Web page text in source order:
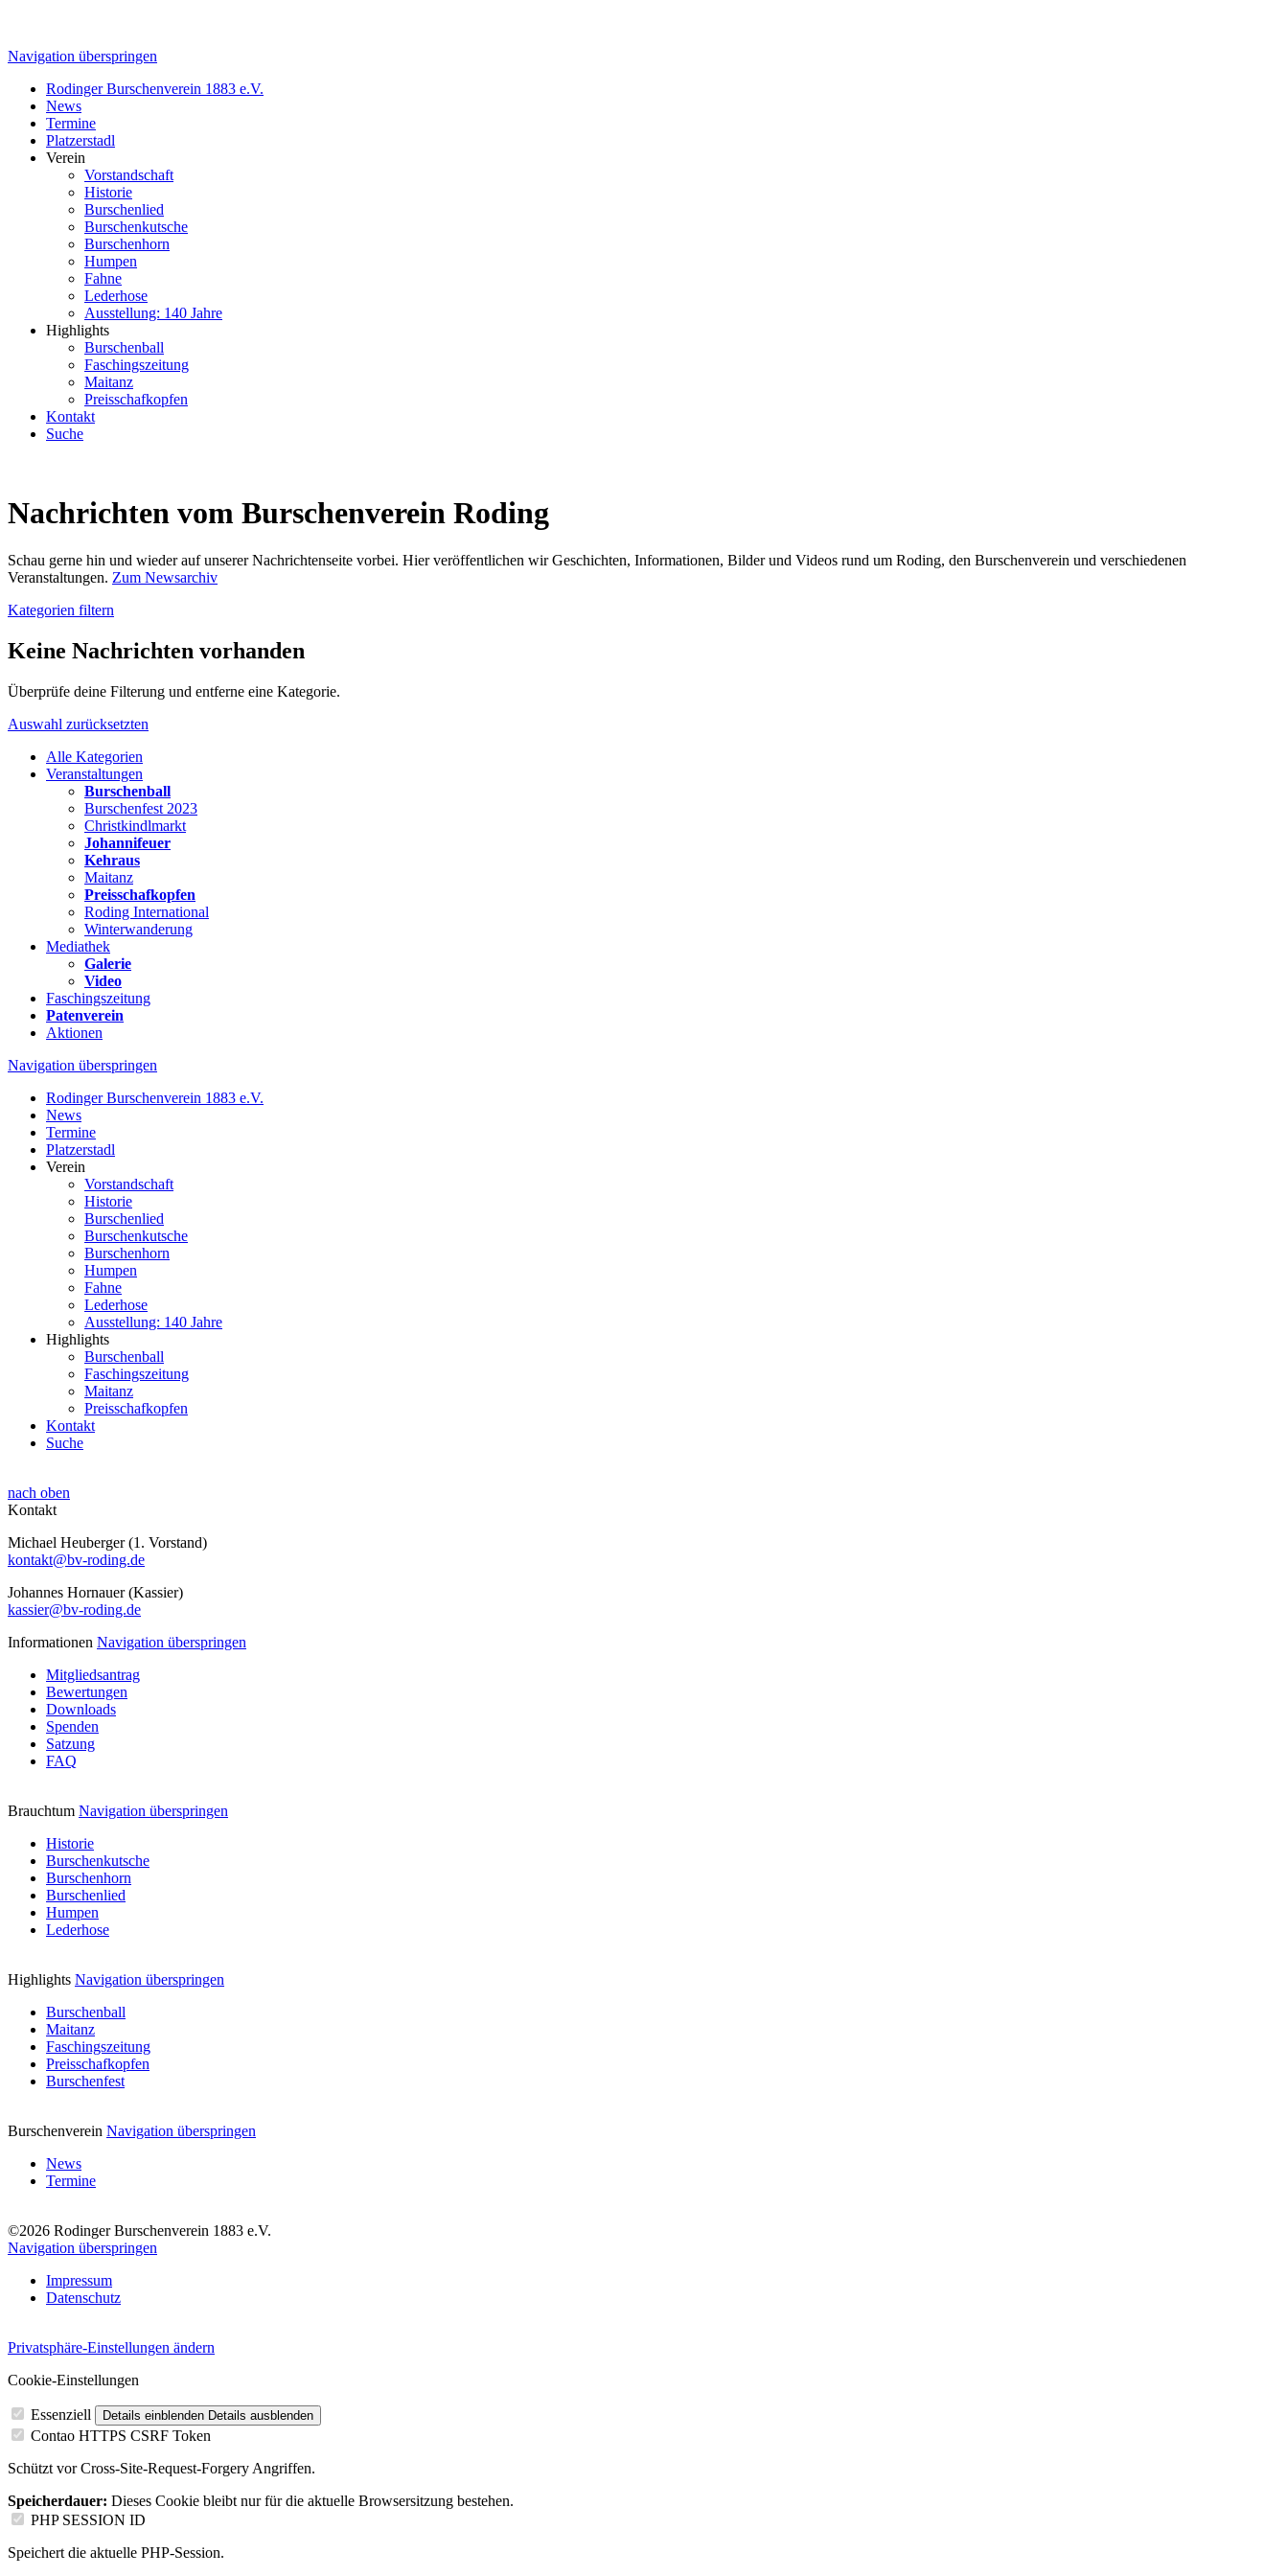
Navigation überspringen
Rodinger Burschenverein 1883 e.V.
News
Termine
Platzerstadl
Verein
Vorstandschaft
Historie
Burschenlied
Burschenkutsche
Burschenhorn
Humpen
Fahne
Lederhose
Ausstellung: 140 Jahre
Highlights
Burschenball
Faschingszeitung
Maitanz
Preisschafkopfen
Kontakt
Suche
Nachrichten vom Burschenverein Roding
Schau gerne hin und wieder auf unserer Nachrichtenseite vorbei. Hier veröffentlichen wir Geschichten, Informationen, Bilder und Videos rund um Roding, den Burschenverein und verschiedenen
Veranstaltungen. Zum Newsarchiv
Kategorien filtern
Keine Nachrichten vorhanden
Überprüfe deine Filterung und entferne eine Kategorie.
Auswahl zurücksetzten
Alle Kategorien
Veranstaltungen
Burschenball
Burschenfest 2023
Christkindlmarkt
Johannifeuer
Kehraus
Maitanz
Preisschafkopfen
Roding International
Winterwanderung
Mediathek
Galerie
Video
Faschingszeitung
Patenverein
Aktionen
Navigation überspringen
Rodinger Burschenverein 1883 e.V.
News
Termine
Platzerstadl
Verein
Vorstandschaft
Historie
Burschenlied
Burschenkutsche
Burschenhorn
Humpen
Fahne
Lederhose
Ausstellung: 140 Jahre
Highlights
Burschenball
Faschingszeitung
Maitanz
Preisschafkopfen
Kontakt
Suche
nach oben
Kontakt
Michael Heuberger (1. Vorstand)
kontakt@bv-roding.de
Johannes Hornauer (Kassier)
kassier@bv-roding.de
Informationen Navigation überspringen
Mitgliedsantrag
Bewertungen
Downloads
Spenden
Satzung
FAQ
Brauchtum Navigation überspringen
Historie
Burschenkutsche
Burschenhorn
Burschenlied
Humpen
Lederhose
Highlights Navigation überspringen
Burschenball
Maitanz
Faschingszeitung
Preisschafkopfen
Burschenfest
Burschenverein Navigation überspringen
News
Termine
©2026 Rodinger Burschenverein 1883 e.V.
Navigation überspringen
Impressum
Datenschutz
Privatsphäre-Einstellungen ändern
Cookie-Einstellungen
Essenziell Details einblenden Details ausblenden
Contao HTTPS CSRF Token
Schützt vor Cross-Site-Request-Forgery Angriffen.
Speicherdauer: Dieses Cookie bleibt nur für die aktuelle Browsersitzung bestehen.
PHP SESSION ID
Speichert die aktuelle PHP-Session.